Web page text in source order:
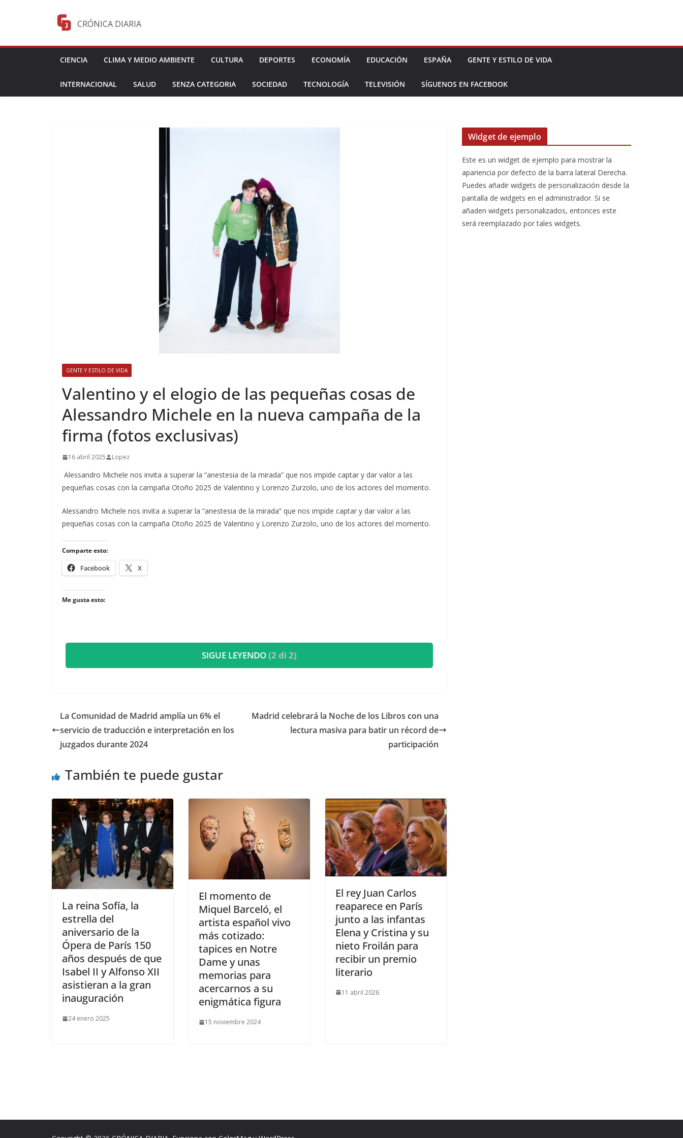
CRÓNICA DIARIA
CIENCIA CLIMA Y MEDIO AMBIENTE CULTURA DEPORTES ECONOMÍA EDUCACIÓN ESPAÑA GENTE Y ESTILO DE VIDA
INTERNACIONAL SALUD SENZA CATEGORIA SOCIEDAD TECNOLOGÍA TELEVISIÓN SÍGUENOS EN FACEBOOK
GENTE Y ESTILO DE VIDA
​Valentino y el elogio de las pequeñas cosas de
Alessandro Michele en la nueva campaña de la
firma (fotos exclusivas)
16 abril 2025 Lopez
Alessandro Michele nos invita a superar la “anestesia de la mirada” que nos impide captar y dar valor a las
pequeñas cosas con la campaña Otoño 2025 de Valentino y Lorenzo Zurzolo, uno de los actores del momento.
​Alessandro Michele nos invita a superar la “anestesia de la mirada” que nos impide captar y dar valor a las
pequeñas cosas con la campaña Otoño 2025 de Valentino y Lorenzo Zurzolo, uno de los actores del momento.
Comparte esto:
Facebook X
Me gusta esto:
SIGUE LEYENDO(2 di 2)
La Comunidad de Madrid amplía un 6% el
servicio de traducción e interpretación en los
juzgados durante 2024
Madrid celebrará la Noche de los Libros con una
lectura masiva para batir un récord de
participación
También te puede gustar
​La reina Sofía, la
estrella del
aniversario de la
Ópera de París 150
años después de que
Isabel II y Alfonso XII
asistieran a la gran
inauguración
24 enero 2025
​El momento de
Miquel Barceló, el
artista español vivo
más cotizado:
tapices en Notre
Dame y unas
memorias para
acercarnos a su
enigmática figura
15 noviembre 2024
​El rey Juan Carlos
reaparece en París
junto a las infantas
Elena y Cristina y su
nieto Froilán para
recibir un premio
literario
11 abril 2026
Widget de ejemplo
Este es un widget de ejemplo para mostrar la
apariencia por defecto de la barra lateral Derecha.
Puedes añadir widgets de personalización desde la
pantalla de widgets en el administrador. Si se
añaden widgets personalizados, entonces este
será reemplazado por tales widgets.